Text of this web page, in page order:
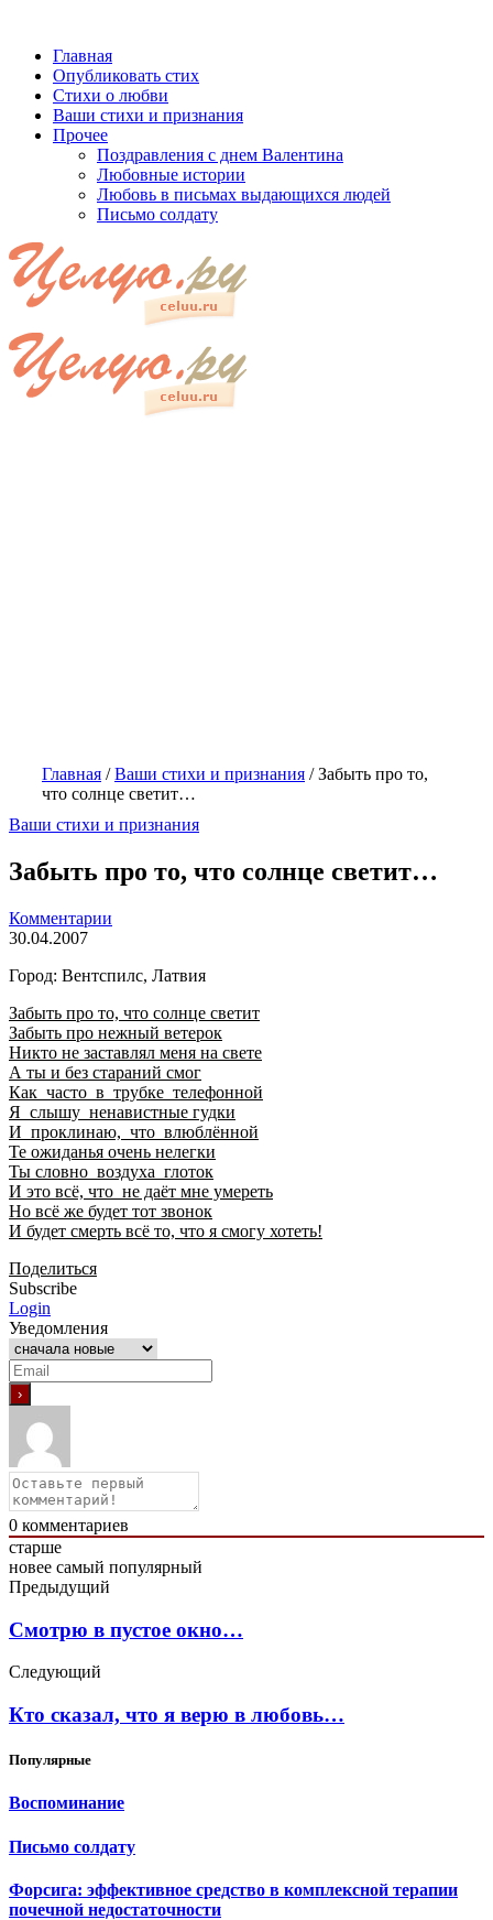
Главная
Опубликовать стих
Стихи о любви
Ваши стихи и признания
Прочее
Поздравления с днем Валентина
Любовные истории
Любовь в письмах выдающихся людей
Письмо солдату
Главная /Ваши стихи и признания /Забыть про то,
что солнце светит…
Ваши стихи и признания
Забыть про то, что солнце светит…
Комментарии
30.04.2007
Город: Вентспилс, Латвия
Забыть про то, что солнце светит
Забыть про нежный ветерок
Никто не заставлял меня на свете
А ты и без стараний смог
Как часто в трубке телефонной
Я слышу ненавистные гудки
И проклинаю, что влюблённой
Те ожиданья очень нелегки
Ты словно воздуха глоток
И это всё, что не даёт мне умереть
Но всё же будет тот звонок
И будет смерть всё то, что я смогу хотеть!
Поделиться
Subscribe
Login
Уведомления
0 комментариев
старше
новее самый популярный
Предыдущий
Смотрю в пустое окно…
Следующий
Кто сказал, что я верю в любовь…
Популярные
Воспоминание
Письмо солдату
Форсига: эффективное средство в комплексной терапии
почечной недостаточности